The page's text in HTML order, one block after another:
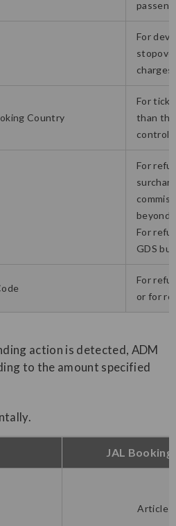
For
charges.
Country
For
than
control
For
beyond
For
GDS
For
or for
action is detected, ADM
to the amount specified
JAL Booking
Article 1